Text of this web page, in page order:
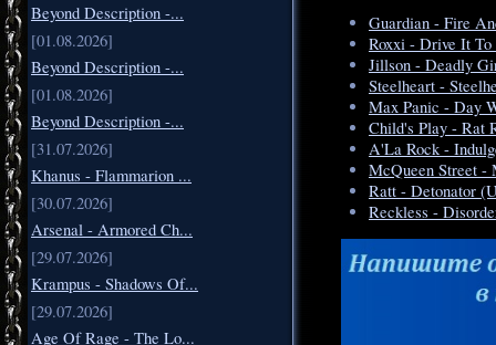
Beyond Description -...
[01.08.2026]
Beyond Description -...
[01.08.2026]
Beyond Description -...
[31.07.2026]
Khanus - Flammarion ...
[30.07.2026]
Arsenal - Armored Ch...
[29.07.2026]
Krampus - Shadows Of...
[29.07.2026]
Age Of Rage - The Lo...
Guardian - Fire
Roxxi - Drive It
Jillson - Deadly
Steelheart -
Max Panic - Day
Child's Play - Rat
A'La Rock -
McQueen Street -
Ratt - Detonator
Reckless -